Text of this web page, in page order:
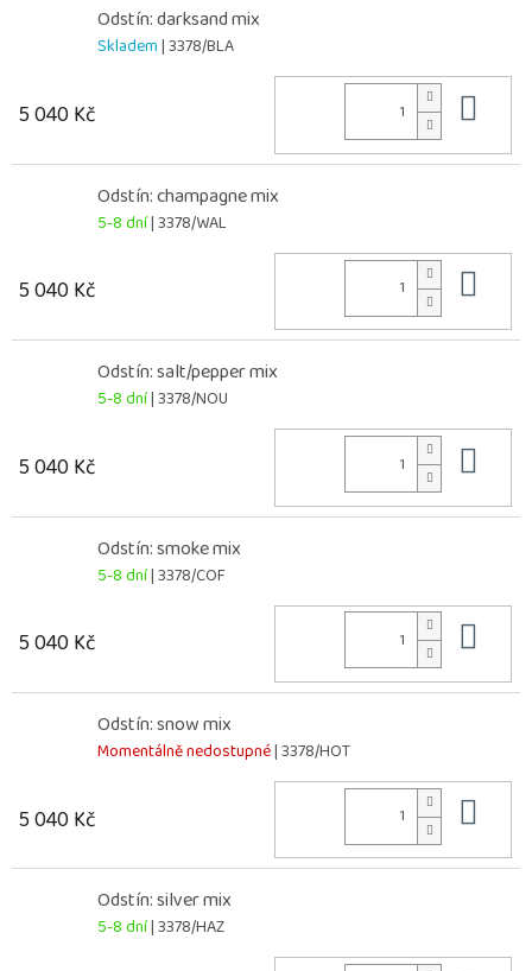
Odstín: darksand mix
Skladem| 3378/BLA
5 040 Kč
Odstín: champagne mix
5-8 dní| 3378/WAL
5 040 Kč
Odstín: salt/pepper mix
5-8 dní| 3378/NOU
5 040 Kč
Odstín: smoke mix
5-8 dní| 3378/COF
5 040 Kč
Odstín: snow mix
Momentálně nedostupné| 3378/HOT
5 040 Kč
Odstín: silver mix
5-8 dní| 3378/HAZ